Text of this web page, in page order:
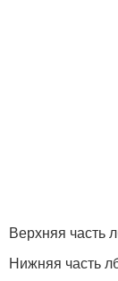
Верхняя часть
Нижняя часть